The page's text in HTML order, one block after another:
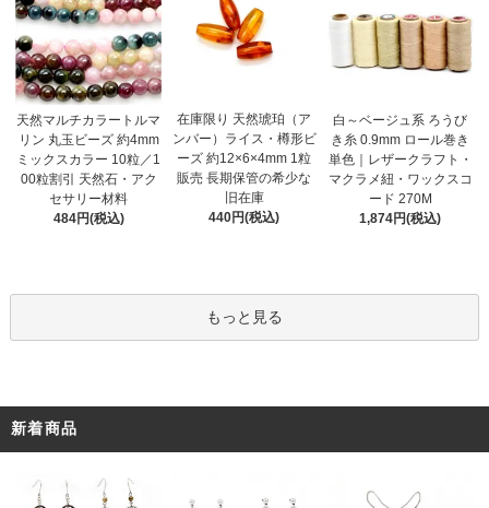
天然マルチカラートルマ
リン 丸玉ビーズ 約4mm
ミックスカラー 10粒／1
00粒割引 天然石・アク
セサリー材料
484円(税込)
在庫限り 天然琥珀（ア
ンバー）ライス・樽形ビ
ーズ 約12×6×4mm 1粒
販売 長期保管の希少な
旧在庫
440円(税込)
白～ベージュ系 ろうび
き糸 0.9mm ロール巻き
単色｜レザークラフト・
マクラメ紐・ワックスコ
ード 270M
1,874円(税込)
もっと見る
新着商品